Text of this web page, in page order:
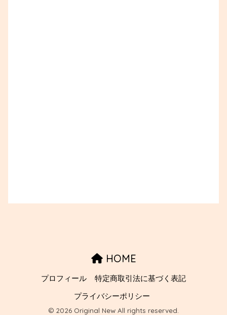
HOME
プロフィール 特定商取引法に基づく表記
プライバシーポリシー
© 2026 Original New All rights reserved.